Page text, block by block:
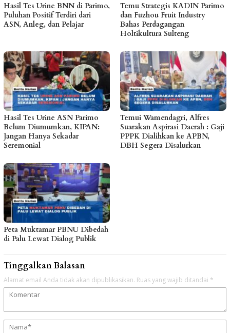
Hasil Tes Urine BNN di Parimo,
Puluhan Positif Terdiri dari
ASN, Anleg, dan Pelajar
Temu Strategis KADIN Parimo
dan Fuzhou Fruit Industry
Bahas Perdagangan
Holtikultura Sulteng
Hasil Tes Urine ASN Parimo
Belum Diumumkan, KIPAN:
Jangan Hanya Sekadar
Seremonial
Temui Wamendagri, Alfres
Suarakan Aspirasi Daerah : Gaji
PPPK Dialihkan ke APBN,
DBH Segera Disalurkan
Peta Muktamar PBNU Dibedah
di Palu Lewat Dialog Publik
Tinggalkan Balasan
Alamat email Anda tidak akan dipublikasikan. Ruas yang wajib ditandai *